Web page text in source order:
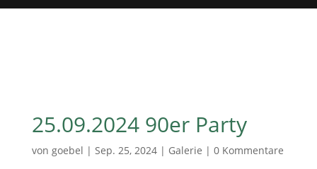
25.09.2024 90er Party
von goebel | Sep. 25, 2024| Galerie | 0 Kommentare